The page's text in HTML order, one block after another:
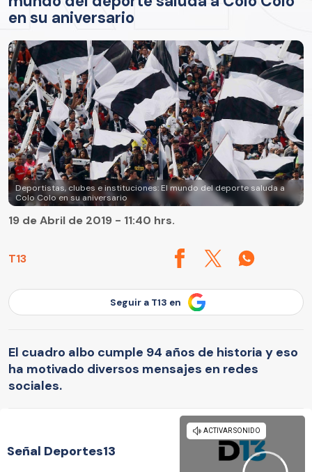
en su aniversario
Deportistas, clubes e instituciones: El mundo del deporte saluda a
Colo Colo en su aniversario
T13
19 de Abril de 2019 - 11:40 hrs.
Seguir a T13 en
El cuadro albo cumple 94 años de historia y eso
ha motivado diversos mensajes en redes
sociales.
Señal Deportes13